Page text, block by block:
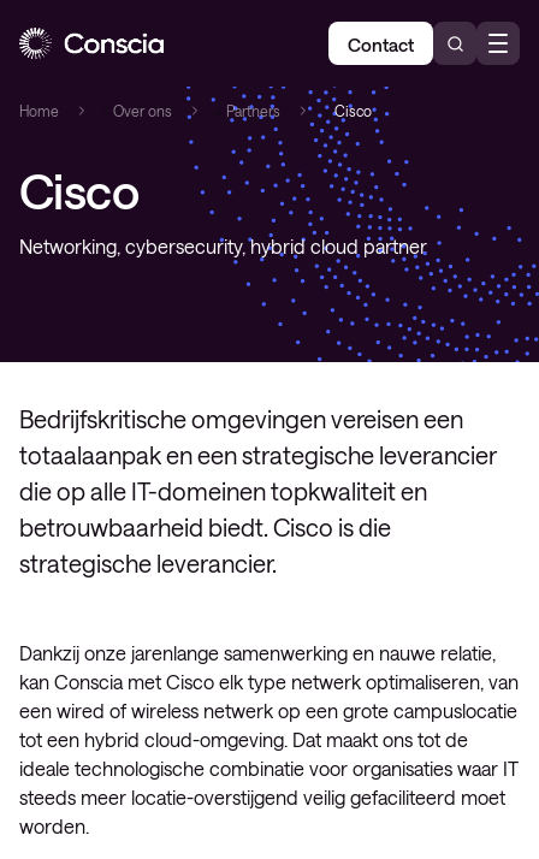
Contact
Home Over ons Partners »Cisco
Cisco
Networking, cybersecurity, hybrid cloud partner
Bedrijfskritische omgevingen vereisen een
totaalaanpak en een strategische leverancier
die op alle IT-domeinen topkwaliteit en
betrouwbaarheid biedt. Cisco is die
strategische leverancier.
Dankzij onze jarenlange samenwerking en nauwe relatie,
kan Conscia met Cisco elk type netwerk optimaliseren, van
een wired of wireless netwerk op een grote campuslocatie
tot een hybrid cloud-omgeving. Dat maakt ons tot de
ideale technologische combinatie voor organisaties waar IT
steeds meer locatie-overstijgend veilig gefaciliteerd moet
worden.